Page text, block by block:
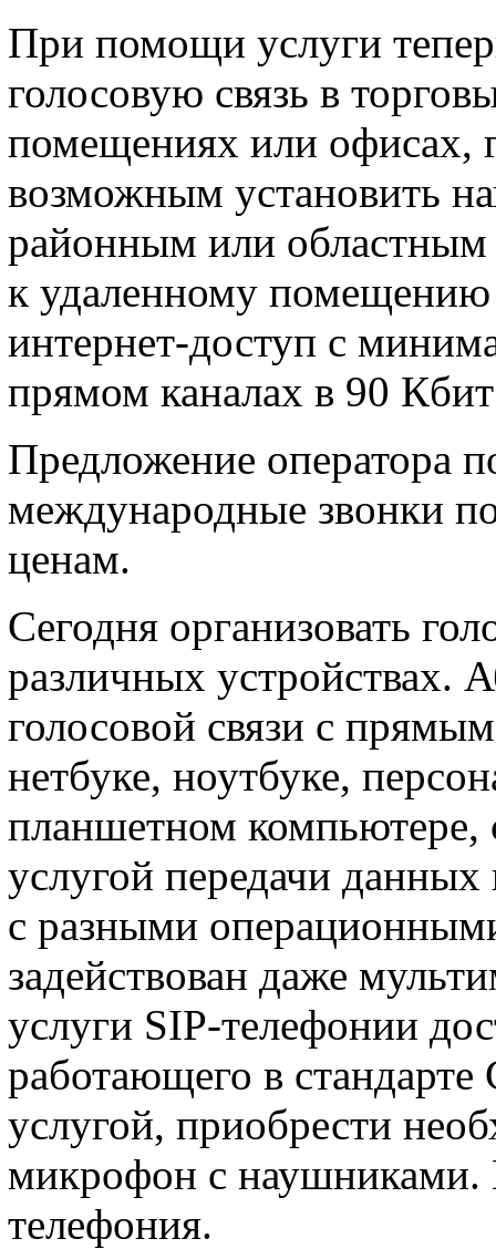
При помощи услуги
голосовую связь в
помещениях или офисах,
возможным установить
районным или областным
к удаленному помещению
интернет-доступ с
прямом каналах в 90
Предложение оператора
международные звонки
ценам.
Сегодня организовать
различных устройствах.
голосовой связи с
нетбуке, ноутбуке,
планшетном
услугой передачи данных
с разными
задействован даже
услуги SIP-телефонии
работающего в
услугой, приобрести
микрофон с наушниками.
телефония.